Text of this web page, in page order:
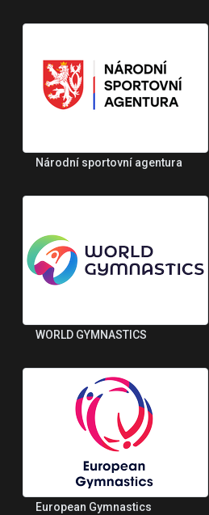
Národní sportovní agentura
WORLD GYMNASTICS
European Gymnastics